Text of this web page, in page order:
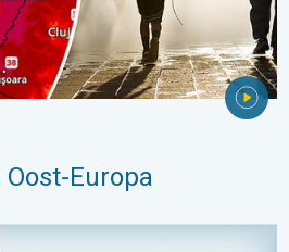
Europa
delen. Deel wat je ziet!. . .